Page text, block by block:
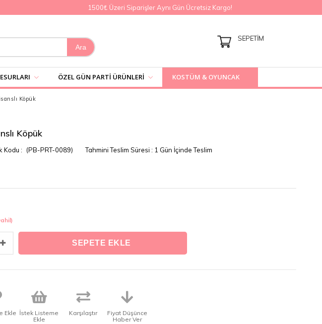
1500₺ Üzeri Siparişler Aynı Gün Ücretsiz Kargo!
SEPETIM
ÖZEL GÜN PARTI ÜRÜNLERI KOSTÜM & OYUNCAK
Köpük
Köpük
(PB-PRT-0089) Tahmini Teslim Süresi : 1 Gün İçinde Teslim
Ekle İstek Listeme
Ekle
Karşılaştır
Fiyat Düşünce
Haber Ver